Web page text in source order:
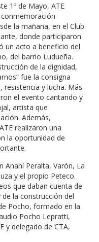
1º de Mayo, ATE
la mañana, en el Club
donde participaron
un acto a beneficio del
del barrio Ludueña.
de la dignidad,
fue la consigna
resistencia y lucha. Más
el evento cantando y
artista que
Además,
realizaron una
la oportunidad de
Anahí Peralta, Varón, La
y el propio Peteco.
que daban cuenta de
la construcción del
Pocho, formado en la
Pocho Lepratti,
y delegado de CTA,